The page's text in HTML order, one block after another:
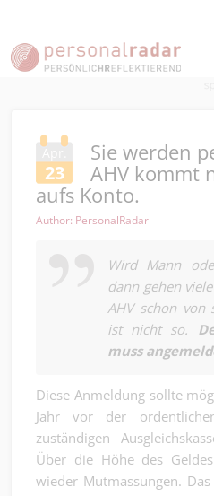
Apr.
23
Sie werden
AHV kommt
aufs Konto.
Author: PersonalRadar
Wird Mann
dann gehen
AHV schon von
ist nicht so.
muss
Diese Anmeldung sollte
Jahr vor der
zuständigen
Über die Höhe des
wieder Mutmassungen.